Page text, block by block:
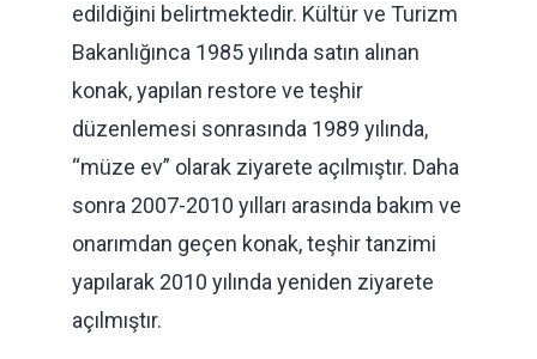
edildiğini belirtmektedir. Kültür ve Turizm
Bakanlığınca 1985 yılında satın alınan
konak, yapılan restore ve teşhir
düzenlemesi sonrasında 1989 yılında,
“müze ev” olarak ziyarete açılmıştır. Daha
sonra 2007-2010 yılları arasında bakım ve
onarımdan geçen konak, teşhir tanzimi
yapılarak 2010 yılında yeniden ziyarete
açılmıştır.